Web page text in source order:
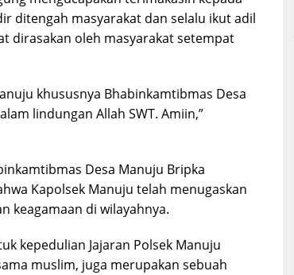
ditengah masyarakat dan selalu ikut adil
dirasakan oleh masyarakat setempat
khususnya Bhabinkamtibmas Desa
lindungan Allah SWT. Amiin,”
Desa Manuju Bripka
Kapolsek Manuju telah menugaskan
keagamaan di wilayahnya.
kepedulian Jajaran Polsek Manuju
muslim, juga merupakan sebuah